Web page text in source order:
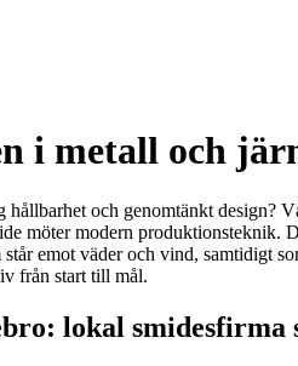
i metall och
och genomtänkt design?
möter modern
emot väder och vind, samtidigt
från start till mål.
lokal